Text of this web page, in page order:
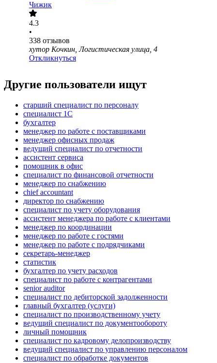
Чижик
4.3
•
338 отзывов
хутор Кочкин, Логистическая улица, 4
Откликнуться
Другие пользователи ищут
старший специалист по персоналу
специалист 1С
бухгалтер
менеджер по работе с поставщиками
менеджер офисных продаж
ведущий специалист по отчетности
ассистент сервиса
помощник в офис
специалист по финансовой отчетности
менеджер по снабжению
chief accountant
директор по снабжению
специалист по учету оборудования
ассистент менеджера по работе с клиентами
менеджер по координации
менеджер по работе с гостями
менеджер по работе с подрядчиками
секретарь-менеджер
статистик
бухгалтер по учету расходов
специалист по работе с контрагентами
senior auditor
специалист по дебиторской задолженности
главный бухгалтер (услуги)
специалист по производственному учету
ведущий специалист по документообороту
личный помощник
специалист по кадровому делопроизводству
ведущий специалист по управлению персоналом
специалист по обработке документов